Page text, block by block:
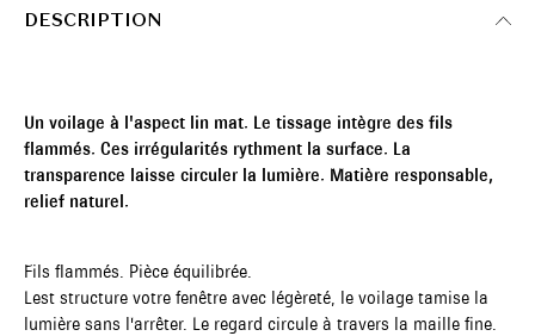
DESCRIPTION
Un voilage à l'aspect lin mat. Le tissage intègre des fils
flammés. Ces irrégularités rythment la surface. La
transparence laisse circuler la lumière. Matière responsable,
relief naturel.
Fils flammés. Pièce équilibrée.
Lest structure votre fenêtre avec légèreté, le voilage tamise la
lumière sans l'arrêter. Le regard circule à travers la maille fine.